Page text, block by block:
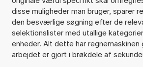
disse muligheder man bruger, sparer
den besværlige søgning efter de
selektionslister med utallige
enheder. Alt dette har
arbejdet er gjort i brøkdele af